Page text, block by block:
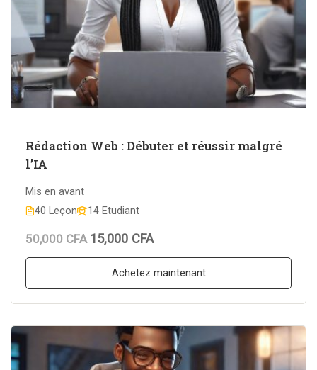
Rédaction Web : Débuter et réussir malgré
l’IA
Mis en avant
40 Leçon
14 Etudiant
50,000 CFA 15,000 CFA
Achetez maintenant